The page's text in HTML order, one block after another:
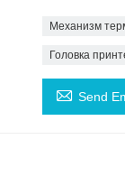
Механизм
Головка
 Send